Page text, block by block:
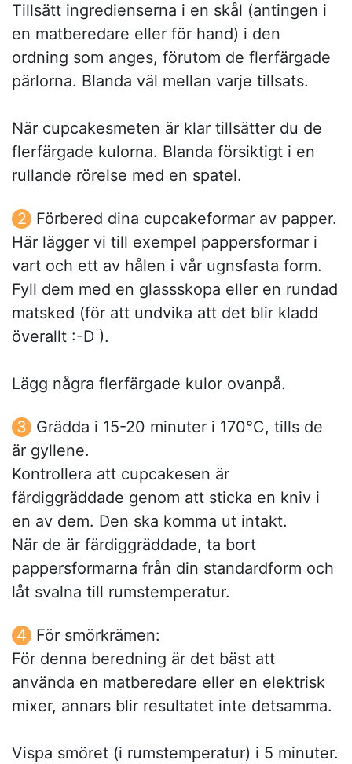
Tillsätt ingredienserna i en skål (antingen i
en matberedare eller för hand) i den
ordning som anges, förutom de flerfärgade
pärlorna. Blanda väl mellan varje tillsats.
När cupcakesmeten är klar tillsätter du de
flerfärgade kulorna. Blanda försiktigt i en
rullande rörelse med en spatel.
Förbered dina cupcakeformar av papper.
Här lägger vi till exempel pappersformar i
vart och ett av hålen i vår ugnsfasta form.
Fyll dem med en glassskopa eller en rundad
matsked (för att undvika att det blir kladd
överallt :-D ).
Lägg några flerfärgade kulor ovanpå.
Grädda i 15-20 minuter i 170°C, tills de
är gyllene.
Kontrollera att cupcakesen är
färdiggräddade genom att sticka en kniv i
en av dem. Den ska komma ut intakt.
När de är färdiggräddade, ta bort
pappersformarna från din standardform och
låt svalna till rumstemperatur.
För smörkrämen:
För denna beredning är det bäst att
använda en matberedare eller en elektrisk
mixer, annars blir resultatet inte detsamma.
Vispa smöret (i rumstemperatur) i 5 minuter.